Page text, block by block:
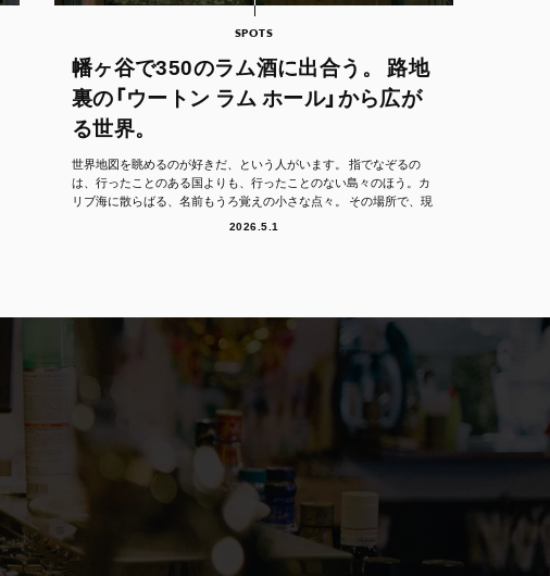
SPOTS
幡ヶ谷で350のラム酒に出合う。 路地
裏の「ウートン ラム ホール」から広が
る世界。
世界地図を眺めるのが好きだ、という人がいます。 指でなぞるの
は、行ったことのある国よりも、行ったことのない島々のほう。カ
リブ海に散らばる、名前もうろ覚えの小さな点々。 その場所で、現
2026.5.1